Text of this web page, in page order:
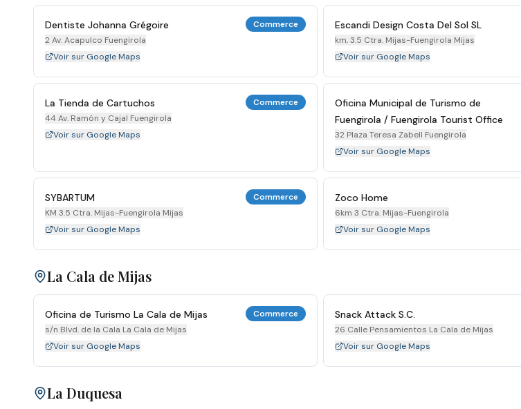
Dentiste Johanna Grégoire
2 Av. Acapulco Fuengirola
Commerce
Voir sur Google Maps
Escandi Design Costa Del Sol SL
km, 3.5 Ctra. Mijas-Fuengirola Mijas
Voir sur Google Maps
La Tienda de Cartuchos
44 Av. Ramón y Cajal Fuengirola
Commerce
Voir sur Google Maps
Oficina Municipal de Turismo de
Fuengirola / Fuengirola Tourist Office
32 Plaza Teresa Zabell Fuengirola
Voir sur Google Maps
SYBARTUM
KM 3.5 Ctra. Mijas-Fuengirola Mijas
Commerce
Voir sur Google Maps
Zoco Home
6km 3 Ctra. Mijas-Fuengirola
Voir sur Google Maps
La Cala de Mijas
Oficina de Turismo La Cala de Mijas
s/n Blvd. de la Cala La Cala de Mijas
Commerce
Voir sur Google Maps
Snack Attack S.C.
26 Calle Pensamientos La Cala de Mijas
Voir sur Google Maps
La Duquesa